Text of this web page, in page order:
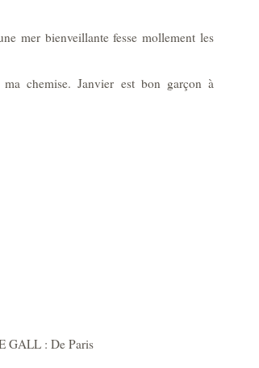
mer bienveillante fesse mollement les
chemise. Janvier est bon garçon à
GALL : De Paris